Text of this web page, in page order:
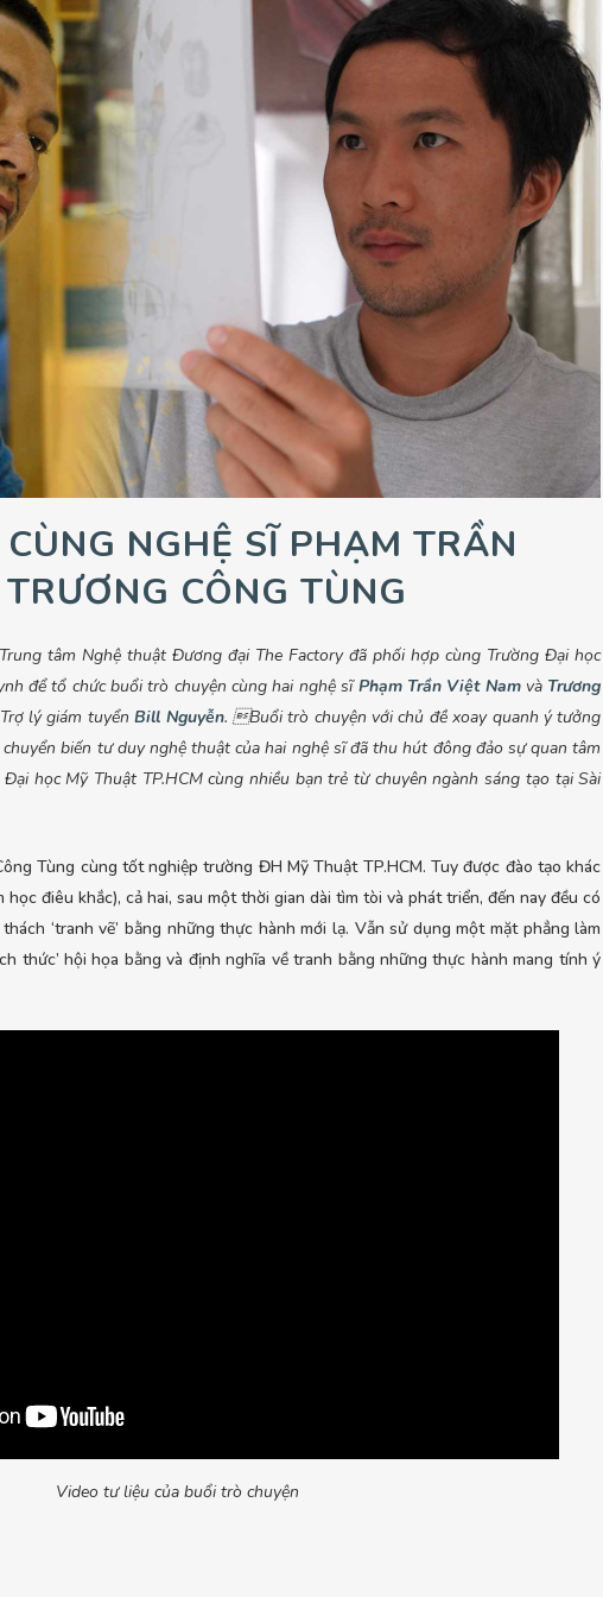
NGHỆ SĨ PHẠM TRẦN
CÔNG TÙNG
tâm Nghệ thuật Đương đại The Factory đã phối hợp cùng Trường Đại học
để tổ chức buổi trò chuyện cùng hai nghệ sĩPhạm Trần Việt Namvà Trương
lý giám tuyểnBill Nguyễn. Buổi trò chuyện với chủ đề xoay quanh ý tưởng
biến tư duy nghệ thuật của hai nghệ sĩ đã thu hút đông đảo sự quan tâm
học Mỹ Thuật TP.HCM cùng nhiều bạn trẻ từ chuyên ngành sáng tạo tại Sài
Tùng cùng tốt nghiệp trường ĐH Mỹ Thuật TP.HCM. Tuy được đào tạo khác
điêu khắc), cả hai, sau một thời gian dài tìm tòi và phát triển, đến nay đều có
‘tranh vẽ’ bằng những thực hành mới lạ. Vẫn sử dụng một mặt phẳng làm
thức’ hội họa bằng và định nghĩa về tranh bằng những thực hành mang tính ý
Video tư liệu của buổi trò chuyện